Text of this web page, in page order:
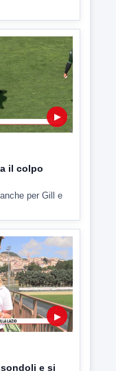
il colpo
per Gill e
e si
a Rivisondoli,